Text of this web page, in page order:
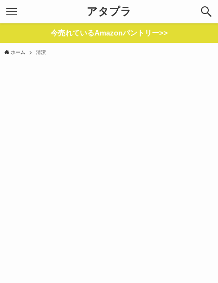
アタプラ
今売れているAmazonパントリー>>
ホーム 清潔